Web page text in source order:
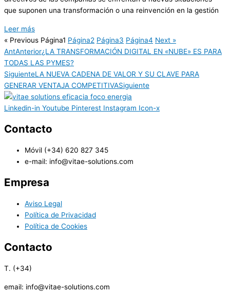
que suponen una transformación o una reinvención en la gestión
Leer más
« Previous Página1 Página2 Página3 Página4 Next »
AntAnterior¿LA TRANSFORMACIÓN DIGITAL EN «NUBE» ES PARA
TODAS LAS PYMES?
SiguienteLA NUEVA CADENA DE VALOR Y SU CLAVE PARA
GENERAR VENTAJA COMPETITIVASiguiente
Linkedin-in Youtube Pinterest Instagram Icon-x
Contacto
Móvil (+34) 620 827 345
e-mail: info@vitae-solutions.com
Empresa
Aviso Legal
Política de Privacidad
Política de Cookies
Contacto
T. (+34)
email: info@vitae-solutions.com